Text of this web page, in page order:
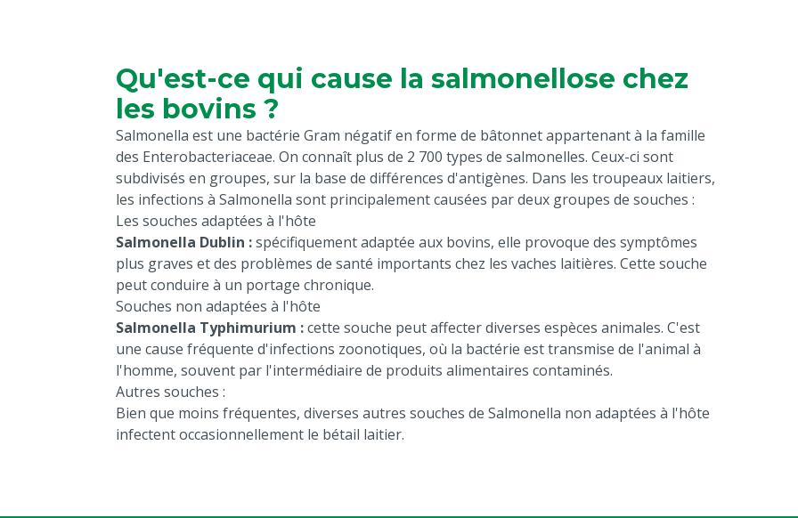
Qu'est-ce qui cause la salmonellose chez
les bovins ?
Salmonella est une bactérie Gram négatif en forme de bâtonnet appartenant à la famille
des Enterobacteriaceae. On connaît plus de 2 700 types de salmonelles. Ceux-ci sont
subdivisés en groupes, sur la base de différences d'antigènes. Dans les troupeaux laitiers,
les infections à Salmonella sont principalement causées par deux groupes de souches :
Les souches adaptées à l'hôte
Salmonella Dublin :spécifiquement adaptée aux bovins, elle provoque des symptômes
plus graves et des problèmes de santé importants chez les vaches laitières. Cette souche
peut conduire à un portage chronique.
Souches non adaptées à l'hôte
Salmonella Typhimurium :cette souche peut affecter diverses espèces animales. C'est
une cause fréquente d'infections zoonotiques, où la bactérie est transmise de l'animal à
l'homme, souvent par l'intermédiaire de produits alimentaires contaminés.
Autres souches :
Bien que moins fréquentes, diverses autres souches de Salmonella non adaptées à l'hôte
infectent occasionnellement le bétail laitier.